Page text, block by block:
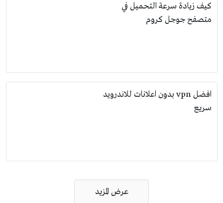
كيف زيادة سرعة التحميل في
متصفح جوجل كروم
افضل vpn بدون اعلانات للاندرويد
سريع
عرض المزيد